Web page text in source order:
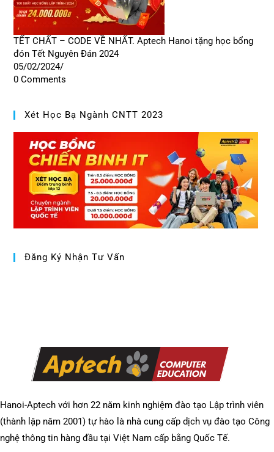
TẾT CHẤT – CODE VỀ NHẤT. Aptech Hanoi tặng học bổng
đón Tết Nguyên Đán 2024
05/02/2024/
0 Comments
Xét Học Bạ Ngành CNTT 2023
Đăng Ký Nhận Tư Vấn
Hanoi-Aptech với hơn 22 năm kinh nghiệm đào tạo Lập trình viên
(thành lập năm 2001) tự hào là nhà cung cấp dịch vụ đào tạo Công
nghệ thông tin hàng đầu tại Việt Nam cấp bằng Quốc Tế.